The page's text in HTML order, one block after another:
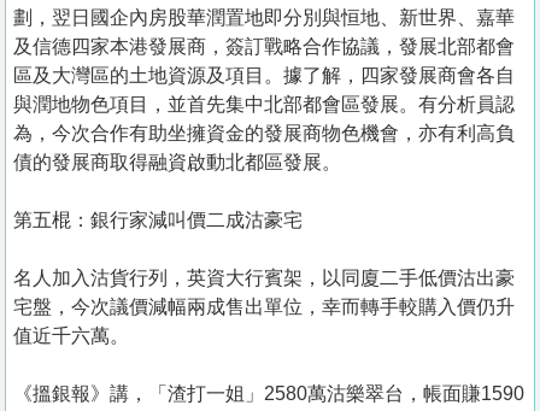
劃，翌日國企內房股華潤置地即分別與恒地、新世界、嘉華
及信德四家本港發展商，簽訂戰略合作協議，發展北部都會
區及大灣區的土地資源及項目。據了解，四家發展商會各自
與潤地物色項目，並首先集中北部都會區發展。有分析員認
為，今次合作有助坐擁資金的發展商物色機會，亦有利高負
債的發展商取得融資啟動北都區發展。
第五棍：銀行家減叫價二成沽豪宅
名人加入沽貨行列，英資大行賓架，以同廈二手低價沽出豪
宅盤，今次議價減幅兩成售出單位，幸而轉手較購入價仍升
值近千六萬。
《搵銀報》講，「渣打一姐」2580萬沽樂翠台，帳面賺1590